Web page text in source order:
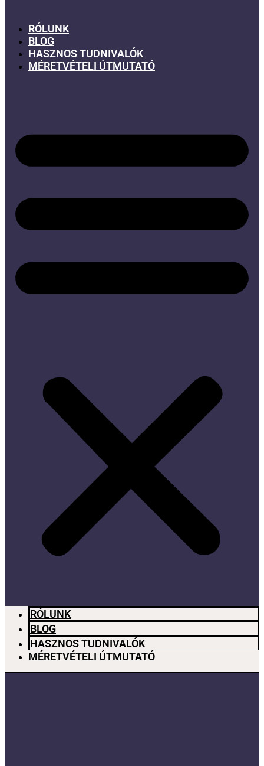
RÓLUNK
BLOG
HASZNOS TUDNIVALÓK
MÉRETVÉTELI ÚTMUTATÓ
RÓLUNK
BLOG
HASZNOS TUDNIVALÓK
MÉRETVÉTELI ÚTMUTATÓ